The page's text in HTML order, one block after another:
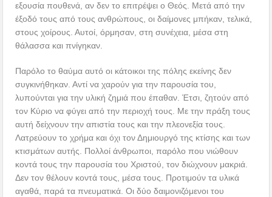
εξουσία πουθενά, αν δεν το επιτρέψει ο Θεός. Μετά από την
έξοδό τους από τους ανθρώπους, οι δαίμονες μπήκαν, τελικά,
στους χοίρους. Αυτοί, όρμησαν, στη συνέχεια, μέσα στη
θάλασσα και πνίγηκαν.
Παρόλο το θαύμα αυτό οι κάτοικοι της πόλης εκείνης δεν
συγκινήθηκαν. Αντί να χαρούν για την παρουσία του,
λυπούνται για την υλική ζημιά που έπαθαν. Έτσι, ζητούν από
τον Κύριο να φύγει από την περιοχή τους. Με την πράξη τους
αυτή δείχνουν την απιστία τους και την πλεονεξία τους.
Λατρεύουν το χρήμα και όχι τον Δημιουργό της κτίσης και των
κτισμάτων αυτής. Πολλοί άνθρωποι, παρόλο που νιώθουν
κοντά τους την παρουσία του Χριστού, τον διώχνουν μακριά.
Δεν τον θέλουν κοντά τους, μέσα τους. Προτιμούν τα υλικά
αγαθά, παρά τα πνευματικά. Οι δύο δαιμονιζόμενοι του